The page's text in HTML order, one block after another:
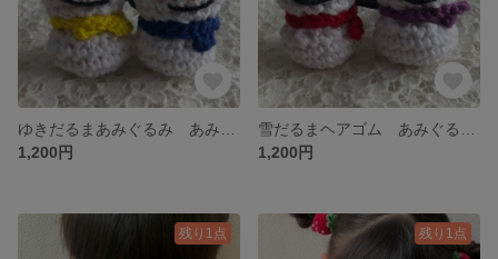
1,200円
1,200円
残り1点 残り1点